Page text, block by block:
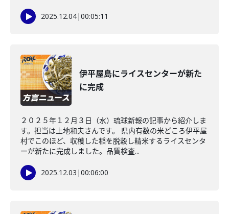
2025.12.04|00:05:11
伊平屋島にライスセンターが新た
に完成
２０２５年１２月３日（水）琉球新報の記事から紹介しま
す。担当は上地和夫さんです。 県内有数の米どころ伊平屋
村でこのほど、収穫した稲を脱穀し精米するライスセンタ
ーが新たに完成しました。品質検査...
2025.12.03 |00:06:00